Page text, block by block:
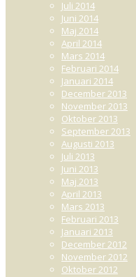
Juli 2014
Juni 2014
Maj 2014
April 2014
Mars 2014
Februari 2014
Januari 2014
December 2013
November 2013
Oktober 2013
September 2013
Augusti 2013
Juli 2013
Juni 2013
Maj 2013
April 2013
Mars 2013
Februari 2013
Januari 2013
December 2012
November 2012
Oktober 2012